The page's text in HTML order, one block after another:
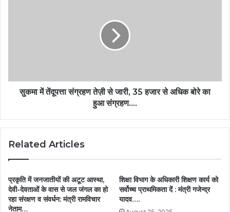
सुकमा में तेंदूपत्ता संग्रहण तेज़ी से जारी, 35 हजार से अधिक बोरे का
हुआ संग्रहण….
Related Articles
प्रकृति में जनजातीयों की अटूट आस्था,
देवी-देवताओं के वास से जल जंगल का हो
रहा संरक्षण व संवर्धन: मंत्री रामविचार
नेताम…
शिक्षा विभाग के अधिकारी शिक्षण कार्य को
सर्वोच्च प्राथमिकता दें : मंत्री गजेन्द्र
यादव….